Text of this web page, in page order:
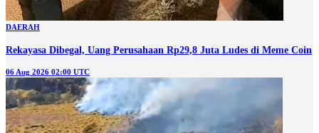
DAERAH
Rekayasa Dibegal, Uang Perusahaan Rp29,8 Juta Ludes di Meme Coin
06 Aug 2026 02:00 UTC